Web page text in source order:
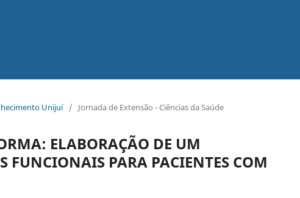
Unijuí / Jornada de Extensão - Ciências da Saúde
ELABORAÇÃO DE UM
FUNCIONAIS PARA PACIENTES COM